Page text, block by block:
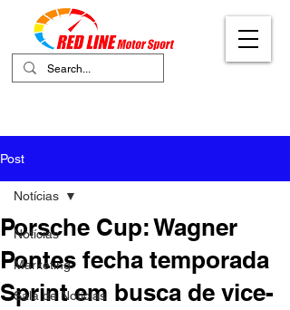
Post
Notícias
Marketing
Sala de Notícias
Notícias
Porsche Cup: Wagner
Pontes fecha temporada
Sprint em busca de vice-